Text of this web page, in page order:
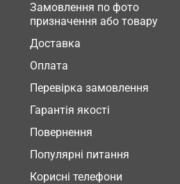
Замовлення по фото
призначення або товару
Доставка
Оплата
Перевірка замовлення
Гарантія якості
Повернення
Популярні питання
Корисні телефони